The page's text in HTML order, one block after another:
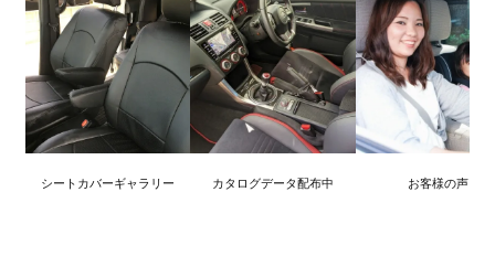
シートカバーギャラリー カタログデータ配布中 お客様の声